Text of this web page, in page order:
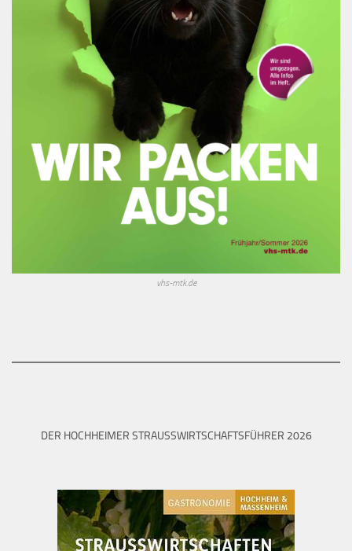
vhs-mtk.de
DER HOCHHEIMER STRAUSSWIRTSCHAFTSFÜHRER 2026